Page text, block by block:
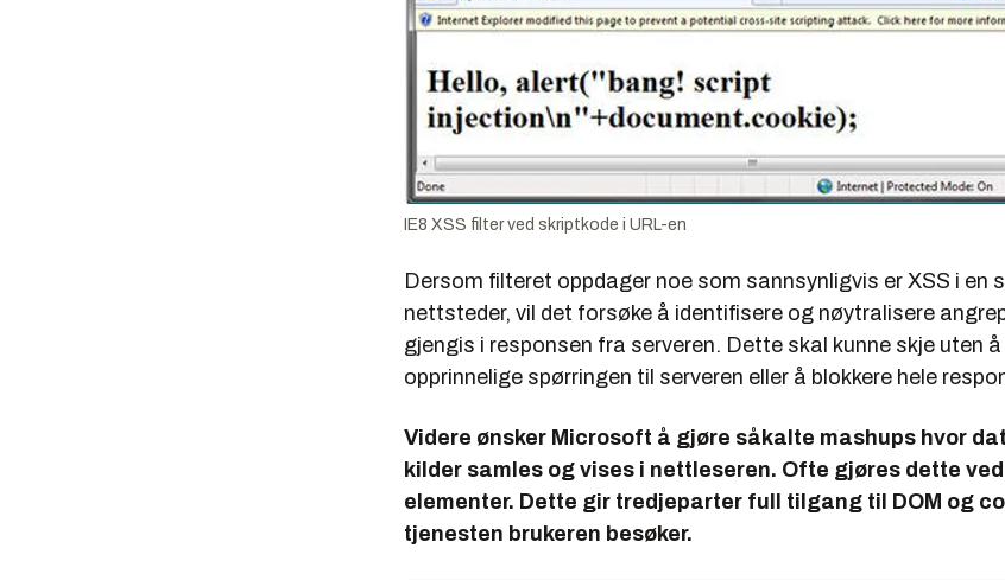
IE8 XSS filter ved skriptkode i URL-en
Dersom filteret oppdager noe som sannsynligvis er XSS i en
nettsteder, vil det forsøke å identifisere og nøytralisere
gjengis i responsen fra serveren. Dette skal kunne skje uten å
opprinnelige spørringen til serveren eller å blokkere hele
Videre ønsker Microsoft å gjøre såkalte mashups hvor
kilder samles og vises i nettleseren. Ofte gjøres dette
elementer. Dette gir tredjeparter full tilgang til DOM og
tjenesten brukeren besøker.